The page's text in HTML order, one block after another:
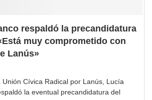
respaldó la precandidatura
muy comprometido con
Lanús»
Unión Cívica Radical por Lanús, Lucía
la eventual precandidatura del